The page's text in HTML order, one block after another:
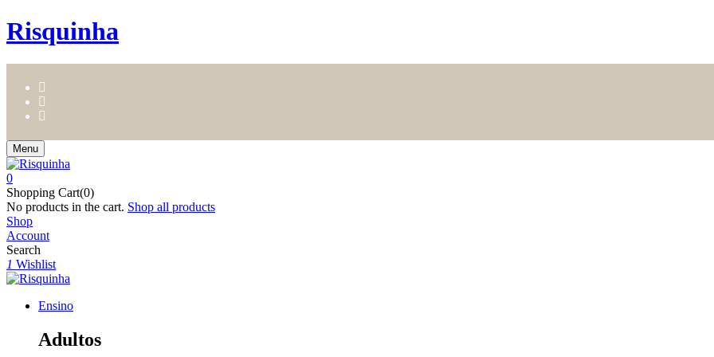
Risquinha
Menu
0
Shopping Cart(0)
No products in the cart. Shop all products
Shop
Account
Search
1 Wishlist
Ensino
Adultos